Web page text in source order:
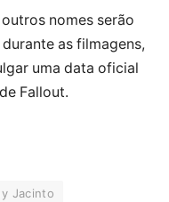
nomes serão
as filmagens,
uma data oficial
Fallout.
Jacinto